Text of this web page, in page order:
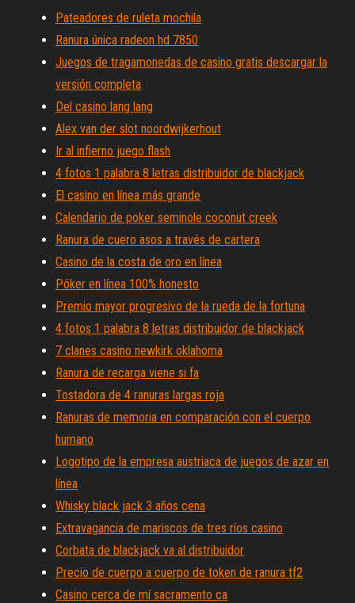
Pateadores de ruleta mochila
Ranura única radeon hd 7850
Juegos de tragamonedas de casino gratis descargar la
versión completa
Del casino lang lang
Alex van der slot noordwijkerhout
Ir al infierno juego flash
4 fotos 1 palabra 8 letras distribuidor de blackjack
El casino en línea más grande
Calendario de poker seminole coconut creek
Ranura de cuero asos a través de cartera
Casino de la costa de oro en línea
Póker en línea 100% honesto
Premio mayor progresivo de la rueda de la fortuna
4 fotos 1 palabra 8 letras distribuidor de blackjack
7 clanes casino newkirk oklahoma
Ranura de recarga viene si fa
Tostadora de 4 ranuras largas roja
Ranuras de memoria en comparación con el cuerpo
humano
Logotipo de la empresa austriaca de juegos de azar en
línea
Whisky black jack 3 años cena
Extravagancia de mariscos de tres ríos casino
Corbata de blackjack va al distribuidor
Precio de cuerpo a cuerpo de token de ranura tf2
Casino cerca de mí sacramento ca